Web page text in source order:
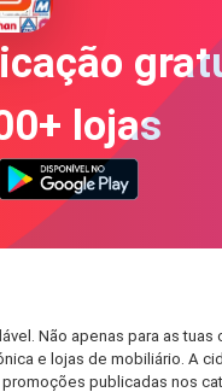
lojas
Não apenas para as
e lojas de mobiliário. A
publicadas nos